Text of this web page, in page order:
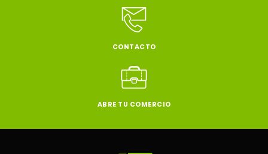
CONTACTO
ABRE TU COMERCIO